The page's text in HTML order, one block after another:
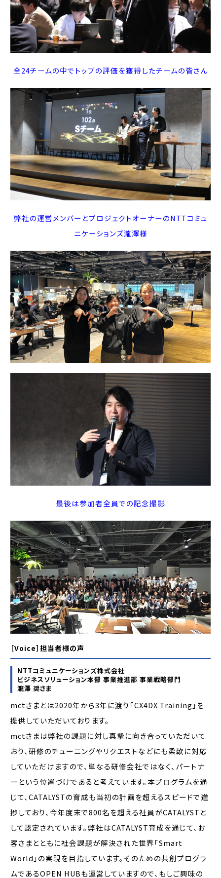
全24チームの中でトップの評価を獲得したチームの皆さん
弊社の運営メンバーとプロジェクトオーナーのNTTコミュ
ニケーションズ瀧澤様
最後は参加者全員での記念撮影
［Voice］担当者様の声
NTTコミュニケーションズ株式会社
ビジネスソリューション本部 事業推進部 事業戦略部門
瀧澤 奨さま
mctさまとは2020年から3年に渡り「CX4DX Training」を
提供していただいております。
mctさまは弊社の課題に対し真摯に向き合っていただいて
おり、研修のチューニングやリクエストなどにも柔軟に対応
していただけますので、単なる研修会社ではなく、パートナ
ーという位置づけであると考えています。本プログラムを通
じて、CATALYSTの育成も当初の計画を超えるスピードで進
捗しており、今年度末で800名を超える社員がCATALYSTと
して認定されています。弊社はCATALYST育成を通じて、お
客さまとともに社会課題が解決された世界「Smart
World」の実現を目指しています。そのための共創プログラ
ムであるOPEN HUBも運営していますので、もしご興味の